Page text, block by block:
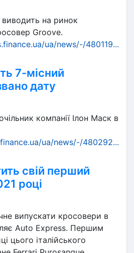
на ринок
Groove.
ua/news/-/480119...
7-місний
дату
компанії Ілон Маск в
ua/news/-/480292...
свій перший
році
випускати кросовери в
Auto Express. Першим
цього італійського